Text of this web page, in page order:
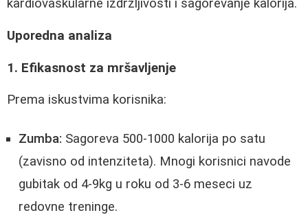
kardiovaskularne izdržljivosti i sagorevanje kalorija.
Uporedna analiza
1. Efikasnost za mršavljenje
Prema iskustvima korisnika:
Zumba: Sagoreva 500-1000 kalorija po satu
(zavisno od intenziteta). Mnogi korisnici navode
gubitak od 4-9kg u roku od 3-6 meseci uz
redovne treninge.